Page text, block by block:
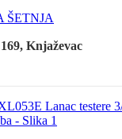
ŠETNJA
Knjaževac